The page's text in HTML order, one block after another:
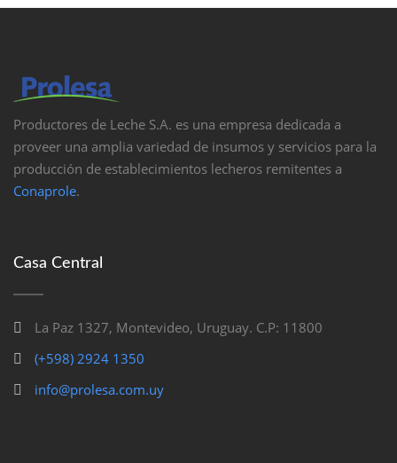
Productores de Leche S.A. es una empresa dedicada a
proveer una amplia variedad de insumos y servicios para la
producción de establecimientos lecheros remitentes a
Conaprole.
Casa Central
La Paz 1327, Montevideo, Uruguay. C.P: 11800
(+598) 2924 1350
info@prolesa.com.uy